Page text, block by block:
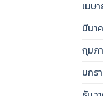
เมษ
มีนา
กุมภ
มกร